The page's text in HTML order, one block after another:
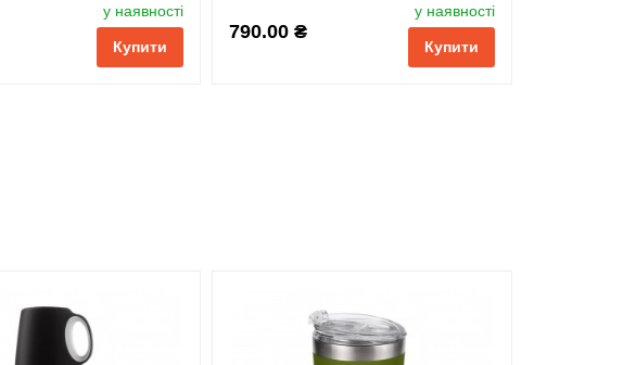
у наявності
Купити
790.00 ₴
у наявності
Купити